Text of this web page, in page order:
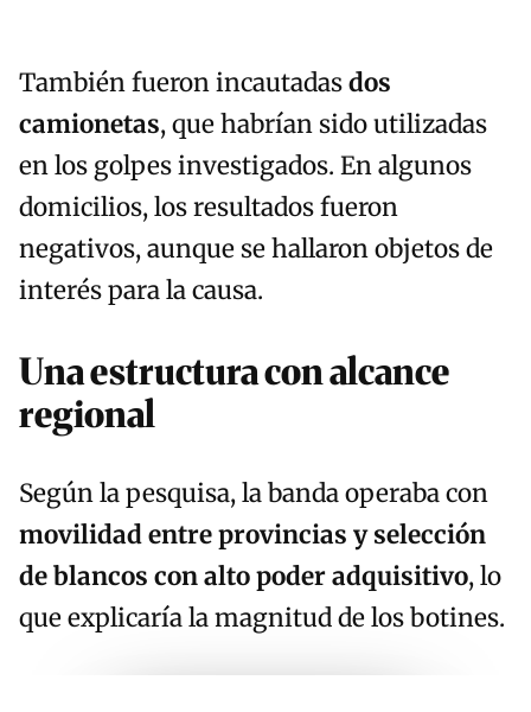
También fueron incautadasdos
camionetas, que habrían sido utilizadas
en los golpes investigados. En algunos
domicilios, los resultados fueron
negativos, aunque se hallaron objetos de
interés para la causa.
Una estructura con alcance
regional
Según la pesquisa, la banda operaba con
movilidad entre provincias y selección
de blancos con alto poder adquisitivo, lo
que explicaría la magnitud de los botines.